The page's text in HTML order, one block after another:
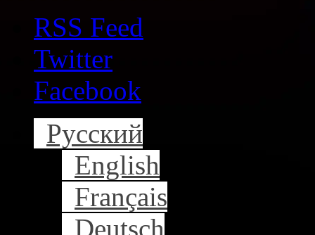
RSS Feed
Twitter
Facebook
Русский
English
Français
Deutsch